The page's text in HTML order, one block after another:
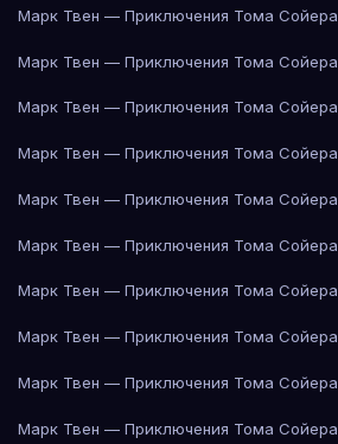
Марк Твен — Приключения Тома Сойера
Марк Твен — Приключения Тома Сойера
Марк Твен — Приключения Тома Сойера
Марк Твен — Приключения Тома Сойера
Марк Твен — Приключения Тома Сойера
Марк Твен — Приключения Тома Сойера
Марк Твен — Приключения Тома Сойера
Марк Твен — Приключения Тома Сойера
Марк Твен — Приключения Тома Сойера
Марк Твен — Приключения Тома Сойера